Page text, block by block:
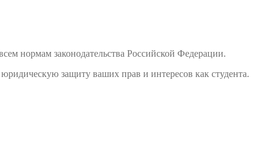
нормам законодательства Российской Федерации.
защиту ваших прав и интересов как студента.